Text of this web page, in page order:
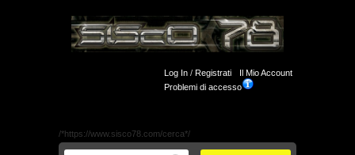
/*https://www.sisco78.com/cerca*/
Log In / Registrati
Il Mio Account
Problemi di accesso